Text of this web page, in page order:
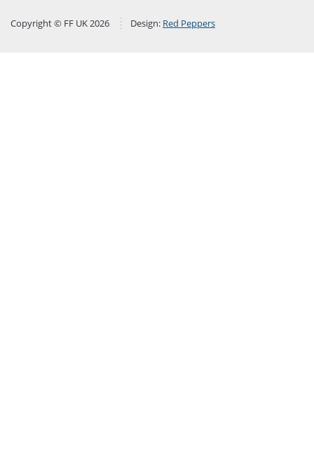
Copyright © FF UK 2026 Design: Red Peppers